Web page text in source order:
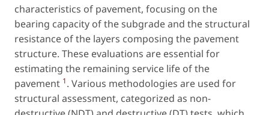
characteristics of pavement, focusing on the
bearing capacity of the subgrade and the structural
resistance of the layers composing the pavement
structure. These evaluations are essential for
estimating the remaining service life of the
pavement 1. Various methodologies are used for
structural assessment, categorized as non-